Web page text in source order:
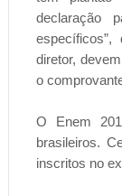
declaração
diretor,
o
O Enem
brasileiros.
inscritos no